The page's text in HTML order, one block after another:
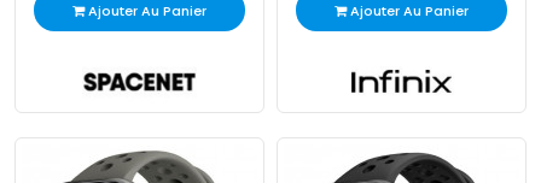
Ajouter Au Panier Ajouter Au Panier